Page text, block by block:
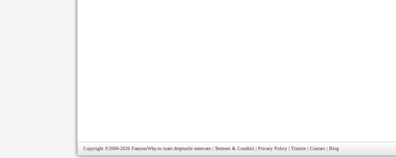
Copyright ©2006-2026 FamousWhy.ro toate drepturile rezervate | Termeni & Conditii | Privacy Policy | Trimite | Contact | Blog